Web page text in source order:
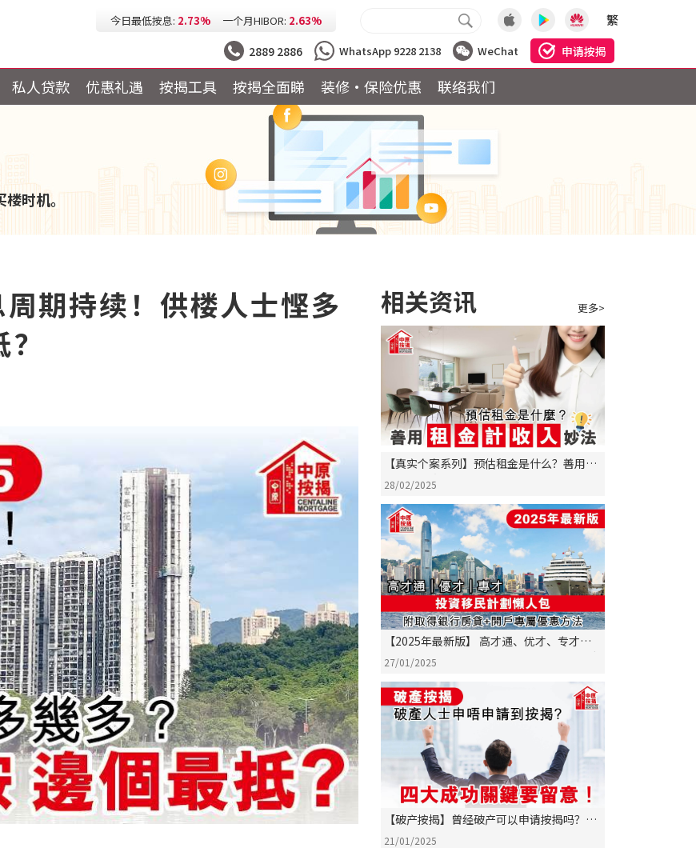
今日最低按息: 2.73% 一个月HIBOR: 2.63%
今日最低H按: 3.25%
繁
2889 2886 WhatsApp 9228 2138 WeChat 申请按揭
私人贷款 优惠礼遇 按揭工具 按揭全面睇 装修·保险优惠 联络我们
时机。
期持续！供楼人士悭多
相关资讯 更多>
【真实个案系列】预估租金是什么？善用
「租金计收入」妙法！
28/02/2025
【2025年最新版】 高才通、优才、专才、
投资移民计划懒人包 一文比较9大计划+独家
银行优惠
27/01/2025
【破产按揭】曾经破产可以申请按揭吗？掌
握4大成功关键
21/01/2025